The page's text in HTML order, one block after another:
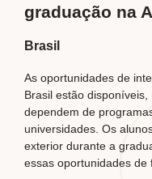
graduação na
Brasil
As oportunidades de
Brasil estão
dependem de
universidades. Os
exterior durante a
essas oportunidades de